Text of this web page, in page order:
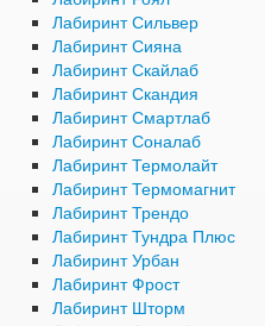
Лабиринт Сильвер
Лабиринт Сияна
Лабиринт Скайлаб
Лабиринт Скандия
Лабиринт Смартлаб
Лабиринт Соналаб
Лабиринт Термолайт
Лабиринт Термомагнит
Лабиринт Трендо
Лабиринт Тундра Плюс
Лабиринт Урбан
Лабиринт Фрост
Лабиринт Шторм